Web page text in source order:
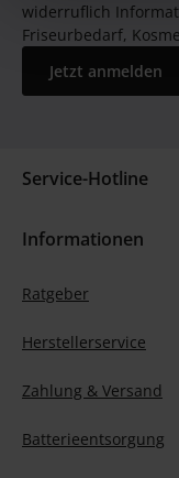
widerruflich
Friseurbedarf,
Jetzt anmelden
Service-Hotline
Informationen
Ratgeber
Herstellerservice
Zahlung & Versand
Batterieentsorgung